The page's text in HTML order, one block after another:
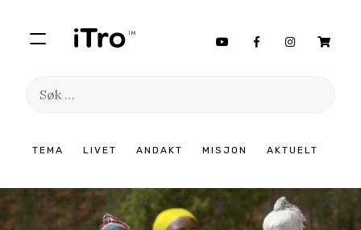
TEMA LIVET ANDAKT MISJON AKTUELT
Søk
innhold